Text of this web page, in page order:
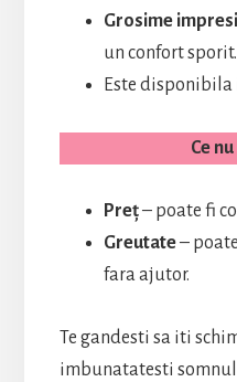
Grosime
un confort sporit.
Este disponibila
Ce
Preț– poate fi
Greutate–
fara ajutor.
Te gandesti sa iti
imbunatatesti